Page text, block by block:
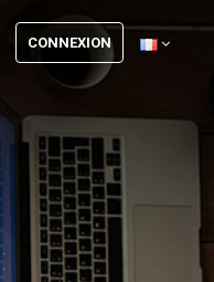
CONNEXION